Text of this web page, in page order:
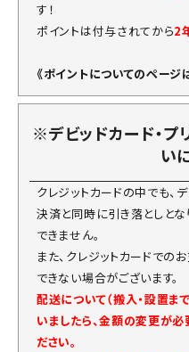
す！
ポイントは付与されてから2
《ポイントについてのページ
※デビッドカード・プ
い
クレジットカードの中でも、
決済と同時に引き落としと
できません。
また、クレジットカードで
できない場合がございます。
配送について（搬入・設置ま
いましたら、金額の変更が
ださい。